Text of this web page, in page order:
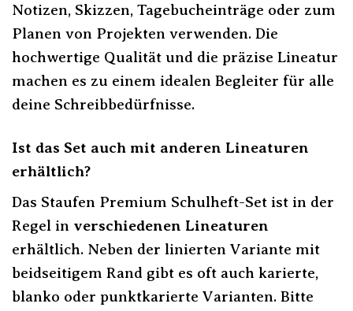
Notizen, Skizzen, Tagebucheinträge oder zum
Planen von Projekten verwenden. Die
hochwertige Qualität und die präzise Lineatur
machen es zu einem idealen Begleiter für alle
deine Schreibbedürfnisse.
Ist das Set auch mit anderen Lineaturen
erhältlich?
Das Staufen Premium Schulheft-Set ist in der
Regel in verschiedenen Lineaturen
erhältlich. Neben der linierten Variante mit
beidseitigem Rand gibt es oft auch karierte,
blanko oder punktkarierte Varianten. Bitte